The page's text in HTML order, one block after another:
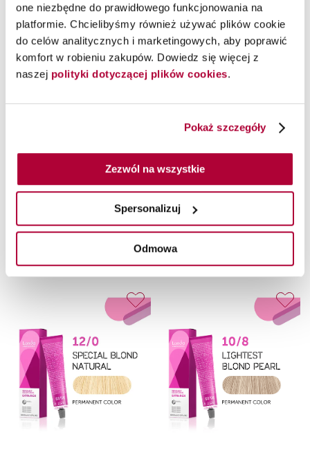
one niezbędne do prawidłowego funkcjonowania na
platformie. Chcielibyśmy również używać plików cookie
do celów analitycznych i marketingowych, aby poprawić
komfort w robieniu zakupów. Dowiedz się więcej z
naszej polityki dotyczącej plików cookies.
Pokaż szczegóły
Zezwól na wszystkie
Spersonalizuj
Odmowa
Farba Londa Color 7/38
permanentna, 60 ml
Farba do włosów do koloryzacji permanentnej
Farba Londa Color 9/36
tonująca, 60 ml
Farba tonująca